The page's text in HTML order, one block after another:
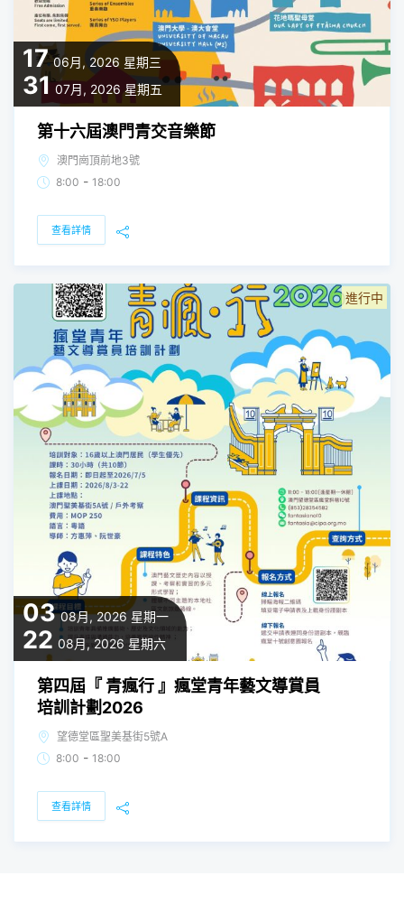
17 06月, 2026 星期三
31 07月, 2026 星期五
第十六屆澳門青交音樂節
澳門崗頂前地3號
8:00 - 18:00
查看詳情
03 08月, 2026 星期一
22 08月, 2026 星期六
進行中
第四屆『 青瘋行 』瘋堂青年藝文導賞員
培訓計劃2026
望德堂區聖美基街5號A
8:00 - 18:00
查看詳情